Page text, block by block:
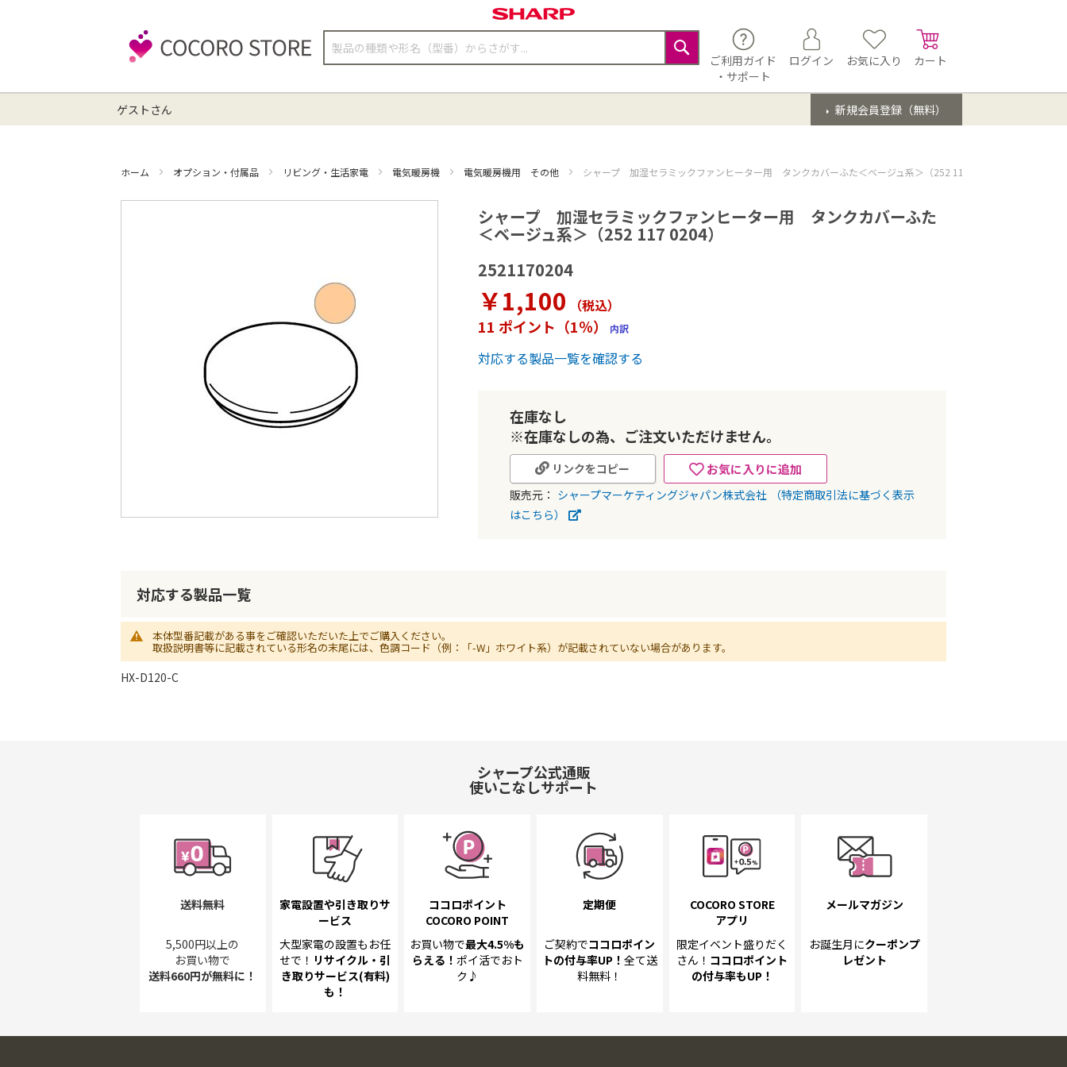
検
検
ご利用ガイド
・サポート
ログイン お気に入り カート
新規会員登録（無料）
ゲストさん
ホーム オプション・付属品 リビング・生活家電 電気暖房機 電気暖房機用 その他 シャープ 加湿セラミックファンヒーター用 タンクカバーふた＜ベージュ系＞（252 117 0204）
シャープ 加湿セラミックファンヒーター用 タンクカバーふた
＜ベージュ系＞（252 117 0204）
2521170204
￥1,100 （税込）
11 ポイント（1％） 内訳
対応する製品一覧を確認する
在庫なし
※在庫なしの為、ご注文いただけません。
お気に入りに追加
リンクをコピー
販売元： シャープマーケティングジャパン株式会社
（特定商取引法に基づく表示
はこちら）
ャ
ラ
の
対応する製品一覧
本体型番記載がある事をご確認いただいた上でご購入ください。
取扱説明書等に記載されている形名の末尾には、色調コード（例：「-W」ホワイト系）が記載されていない場合があります。
HX-D120-C
シャープ公式通販
使いこなしサポート
送料無料
5,500円以上の
お買い物で
送料660円が無料に！
家電設置や引き取りサ
ービス
大型家電の設置も お任
せで！ リサイクル・引
き取りサービス(有料)
も！
ココロポイント
COCORO POINT
お買い物で最大4.5%も
らえる！ ポイ活でおト
ク♪
定期便
ご契約でココロポイン
トの付与率UP！ 全て送
料無料！
COCORO STORE
アプリ
限定イベント盛りだく
さん！ ココロポイント
の付与率もUP！
メールマガジン
お誕生月にクーポンプ
レゼント